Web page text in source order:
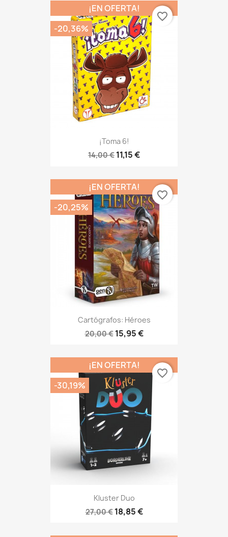
¡Toma 6!
14,00 € 11,15 €
¡EN OFERTA!
-20,36%
favorite_border
Cartógrafos: Héroes
20,00 € 15,95 €
¡EN OFERTA!
-20,25%
favorite_border
Kluster Duo
27,00 € 18,85 €
¡EN OFERTA!
-30,19%
favorite_border